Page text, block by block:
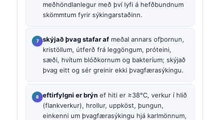
meðhöndlanlegur með því lyfi á hefðbundnum
skömmtum fyrir sýkingarstaðinn.
skýjað þvag stafar af meðal annars ofþornun,
kristöllum, útferð frá leggöngum, próteini,
sæði, hvítum blóðkornum og bakteríum; skýjað
þvag eitt og sér greinir ekki þvagfærasýkingu.
eftirfylgni er brýn ef hiti er ≥38°C, verkur í hlið
(flankverkur), hrollur, uppköst, þungun,
einkenni um þvagfærasýkingu hjá karlmönnum,